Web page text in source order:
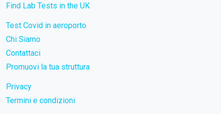
Find Lab Tests in the UK
Test Covid in aeroporto
Chi Siamo
Contattaci
Promuovi la tua struttura
Privacy
Termini e condizioni